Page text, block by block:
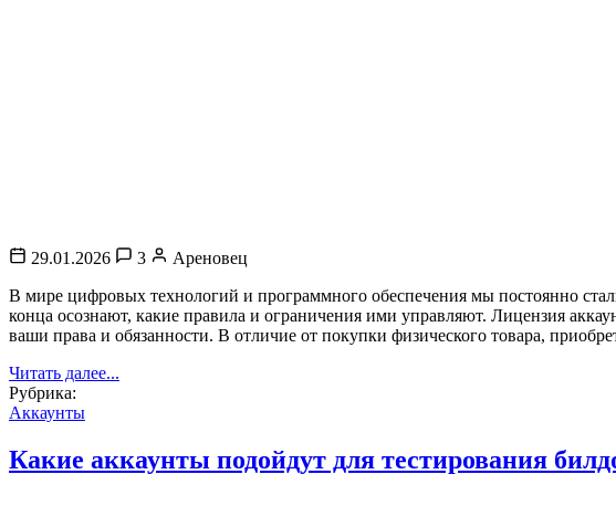
29.01.2026 3
Ареновец
В мире цифровых технологий и программного обеспечения мы постоянно
конца осознают, какие правила и ограничения ими управляют. Лицензия
ваши права и обязанности. В отличие от покупки физического товара,
Читать далее...
Рубрика:
Аккаунты
Какие аккаунты подойдут для тестирования